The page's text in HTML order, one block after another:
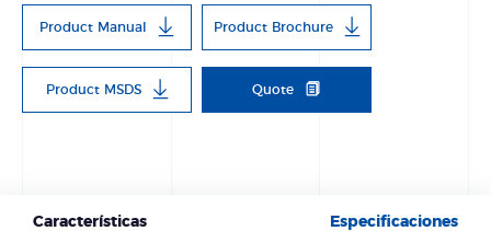
Product Manual Product Brochure
Product MSDS Quote
Características Especificaciones